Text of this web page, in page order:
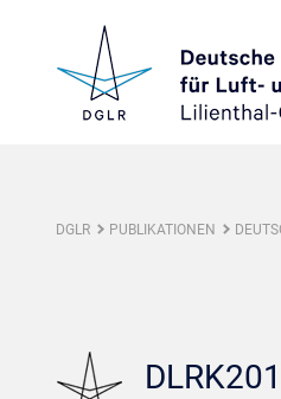
DGLR PUBLIKATIONEN